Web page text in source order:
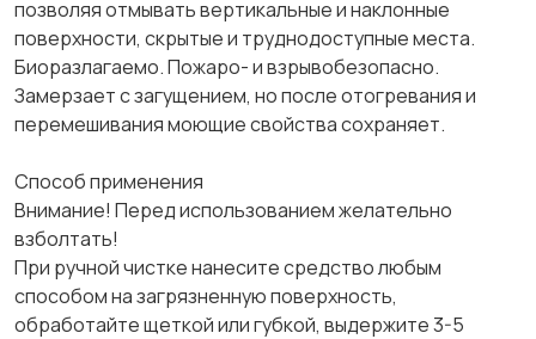
позволяя отмывать вертикальные и наклонные
поверхности, скрытые и труднодоступные места.
Биоразлагаемо. Пожаро- и взрывобезопасно.
Замерзает с загущением, но после отогревания и
перемешивания моющие свойства сохраняет.
Способ применения
Внимание! Перед использованием желательно
взболтать!
При ручной чистке нанесите средство любым
способом на загрязненную поверхность,
обработайте щеткой или губкой, выдержите 3-5